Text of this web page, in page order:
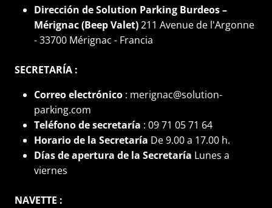
Dirección de Solution Parking Burdeos –
Mérignac (Beep Valet)211 Avenue de l'Argonne
- 33700 Mérignac - Francia
SECRETARÍA :
Correo electrónico : merignac@solution-
parking.com
Teléfono de secretaría : 09 71 05 71 64
Horario de la Secretaría De 9.00 a 17.00 h.
Días de apertura de la Secretaría Lunes a
viernes
NAVETTE :